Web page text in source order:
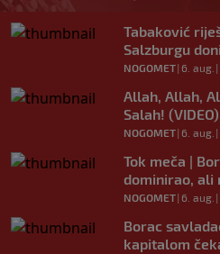
Tabaković
Salzburgu
NOGOMET| 6. aug. |
Allah, Allah,
Salah! (VIDEO)
NOGOMET| 6. aug. |
Tok meča |
dominirao, ali
NOGOMET| 6. aug. |
Borac
kapitalom